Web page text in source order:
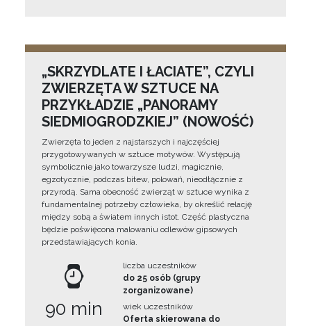
„SKRZYDLATE I ŁACIATE”, CZYLI
ZWIERZĘTA W SZTUCE NA
PRZYKŁADZIE „PANORAMY
SIEDMIOGRODZKIEJ” (NOWOŚĆ)
Zwierzęta to jeden z najstarszych i najczęściej
przygotowywanych w sztuce motywów. Występują
symbolicznie jako towarzysze ludzi, magicznie,
egzotycznie, podczas bitew, polowań, nieodłącznie z
przyrodą. Sama obecność zwierząt w sztuce wynika z
fundamentalnej potrzeby człowieka, by określić relację
między sobą a światem innych istot. Część plastyczna
będzie poświęcona malowaniu odlewów gipsowych
przedstawiających konia.
90 min
liczba uczestników
do 25 osób (grupy
zorganizowane)
wiek uczestników
Oferta skierowana do